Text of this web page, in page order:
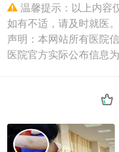
温馨提示：以上内容
如有不适，请及时就医。
声明：本网站所有医院
医院官方实际公布信息为